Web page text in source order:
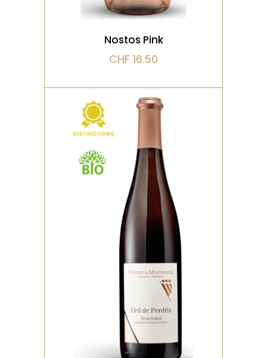
Nostos Pink
CHF 16.50
DISTINCTIONS
Rond et harmonieux, très joli
fruité Cépages: 100% Pinot
VOIR LE PRODUIT